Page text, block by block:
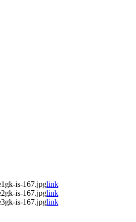
is-167.jpglink
is-167.jpglink
is-167.jpglink